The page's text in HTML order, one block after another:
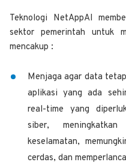
Teknologi NetAppAI
sektor pemerintah untuk
mencakup :
Menjaga agar data
aplikasi yang ada
real-time yang
siber,
keselamatan,
cerdas, dan